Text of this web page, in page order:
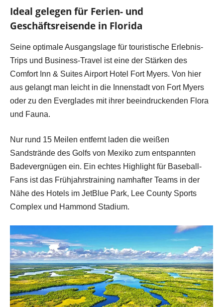
Ideal gelegen für Ferien- und
Geschäftsreisende in Florida
Seine optimale Ausgangslage für touristische Erlebnis-
Trips und Business-Travel ist eine der Stärken des
Comfort Inn & Suites Airport Hotel Fort Myers. Von hier
aus gelangt man leicht in die Innenstadt von Fort Myers
oder zu den Everglades mit ihrer beeindruckenden Flora
und Fauna.
Nur rund 15 Meilen entfernt laden die weißen
Sandstrände des Golfs von Mexiko zum entspannten
Badevergnügen ein. Ein echtes Highlight für Baseball-
Fans ist das Frühjahrstraining namhafter Teams in der
Nähe des Hotels im JetBlue Park, Lee County Sports
Complex und Hammond Stadium.